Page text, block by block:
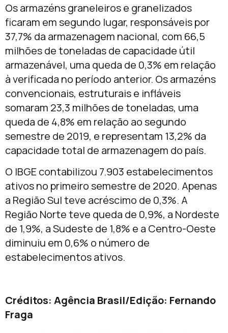
Os armazéns graneleiros e granelizados
ficaram em segundo lugar, responsáveis por
37,7% da armazenagem nacional, com 66,5
milhões de toneladas de capacidade útil
armazenável, uma queda de 0,3% em relação
à verificada no período anterior. Os armazéns
convencionais, estruturais e infláveis
somaram 23,3 milhões de toneladas, uma
queda de 4,8% em relação ao segundo
semestre de 2019, e representam 13,2% da
capacidade total de armazenagem do país.
O IBGE contabilizou 7.903 estabelecimentos
ativos no primeiro semestre de 2020. Apenas
a Região Sul teve acréscimo de 0,3%. A
Região Norte teve queda de 0,9%, a Nordeste
de 1,9%, a Sudeste de 1,8% e a Centro-Oeste
diminuiu em 0,6% o número de
estabelecimentos ativos.
Créditos: Agência Brasil/Edição: Fernando
Fraga